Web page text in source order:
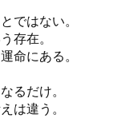
ではない。
存在。
命にある。
るだけ。
は違う。